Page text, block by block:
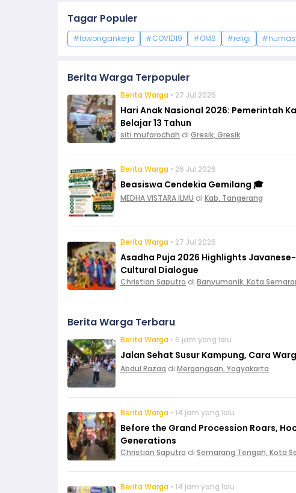
Tagar Populer
#lowongankerja #COVID19 #OMS #religi
Berita Warga Terpopuler
Berita Warga • 27 Jul 2026
Hari Anak Nasional 2026: Pemerintah
Belajar 13 Tahun
siti mufarochah di Gresik, Gresik
Berita Warga • 26 Jul 2026
Beasiswa Cendekia Gemilang 🎓
MEDHA VISTARA ILMU di Kab. Tangerang
Berita Warga • 27 Jul 2026
Asadha Puja 2026 Highlights
Cultural Dialogue
Christian Saputro di Banyumanik, Kota
Berita Warga Terbaru
Berita Warga • 6 jam yang lalu
Jalan Sehat Susur Kampung, Cara
Abdul Razaq di Mergangsan, Yogyakarta
Berita Warga • 14 jam yang lalu
Before the Grand Procession Roars,
Generations
Christian Saputro di Semarang Tengah, Kota
Berita Warga • 14 jam yang lalu